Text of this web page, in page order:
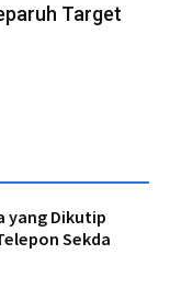
Target
yang Dikutip
Sekda